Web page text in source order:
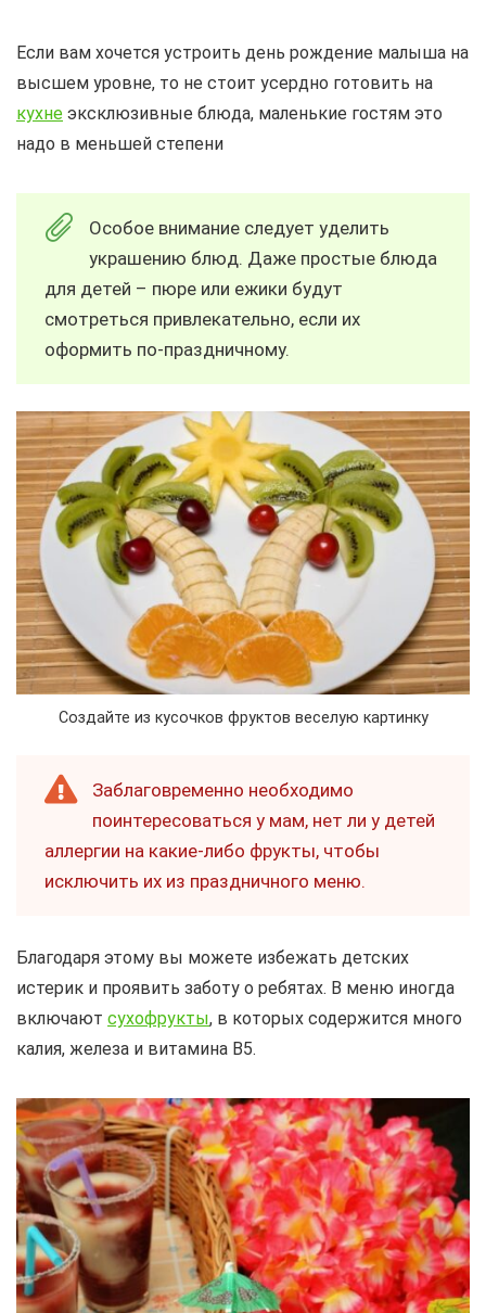
Если вам хочется устроить день рождение малыша на
высшем уровне, то не стоит усердно готовить на
кухне эксклюзивные блюда, маленькие гостям это
надо в меньшей степени
Особое внимание следует уделить
украшению блюд. Даже простые блюда
для детей – пюре или ежики будут
смотреться привлекательно, если их
оформить по-праздничному.
Создайте из кусочков фруктов веселую картинку
Заблаговременно необходимо
поинтересоваться у мам, нет ли у детей
аллергии на какие-либо фрукты, чтобы
исключить их из праздничного меню.
Благодаря этому вы можете избежать детских
истерик и проявить заботу о ребятах. В меню иногда
включают сухофрукты, в которых содержится много
калия, железа и витамина B5.